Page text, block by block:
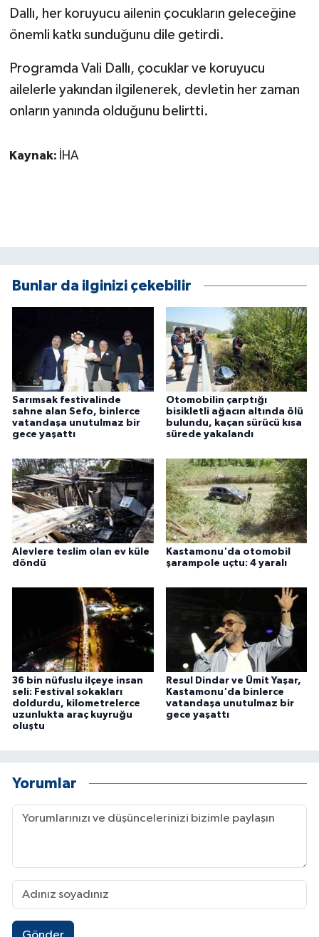
Dallı, her koruyucu ailenin çocukların geleceğine
önemli katkı sunduğunu dile getirdi.
Programda Vali Dallı, çocuklar ve koruyucu
ailelerle yakından ilgilenerek, devletin her zaman
onların yanında olduğunu belirtti.
Kaynak: İHA
Bunlar da ilginizi çekebilir
Sarımsak festivalinde
sahne alan Sefo, binlerce
vatandaşa unutulmaz bir
gece yaşattı
Otomobilin çarptığı
bisikletli ağacın altında ölü
bulundu, kaçan sürücü kısa
sürede yakalandı
Alevlere teslim olan ev küle
döndü
Kastamonu'da otomobil
şarampole uçtu: 4 yaralı
36 bin nüfuslu ilçeye insan
seli: Festival sokakları
doldurdu, kilometrelerce
uzunlukta araç kuyruğu
oluştu
Resul Dindar ve Ümit Yaşar,
Kastamonu'da binlerce
vatandaşa unutulmaz bir
gece yaşattı
Yorumlar
YAŞAM
YEREL